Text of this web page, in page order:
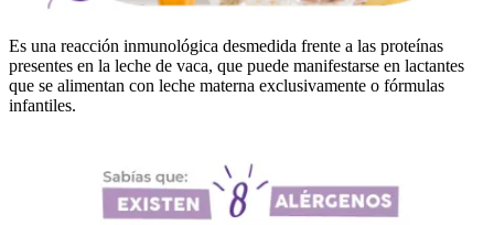
Es una reacción inmunológica desmedida frente a las proteínas
presentes en la leche de vaca, que puede manifestarse en lactantes
que se alimentan con leche materna exclusivamente o fórmulas
infantiles.